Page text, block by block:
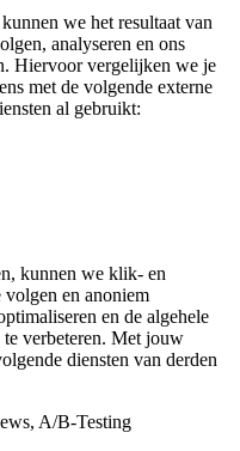
we het resultaat van
analyseren en ons
Hiervoor vergelijken we je
met de volgende externe
al gebruikt:
kunnen we klik- en
volgen en anoniem
en de algehele
verbeteren. Met jouw
diensten van derden
A/B-Testing